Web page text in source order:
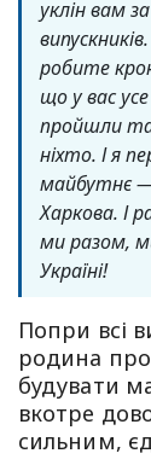
уклін вам
робите
що у вас
пройшли
ніхто. І я
майбутнє
Харкова. І
ми разом,
Україні!
Попри всі
родина
будувати
вкотре
сильним,